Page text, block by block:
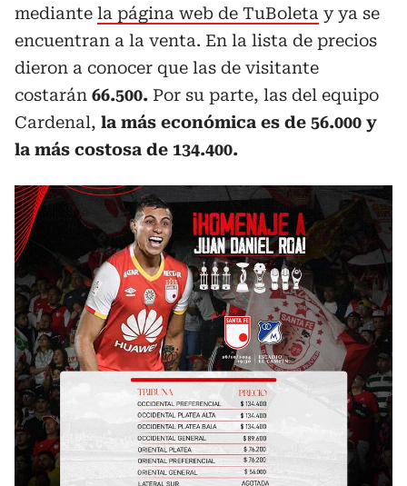
mediante la página web de TuBoleta y ya se
encuentran a la venta. En la lista de precios
dieron a conocer que las de visitante
costarán 66.500. Por su parte, las del equipo
Cardenal, la más económica es de 56.000 y
la más costosa de 134.400.